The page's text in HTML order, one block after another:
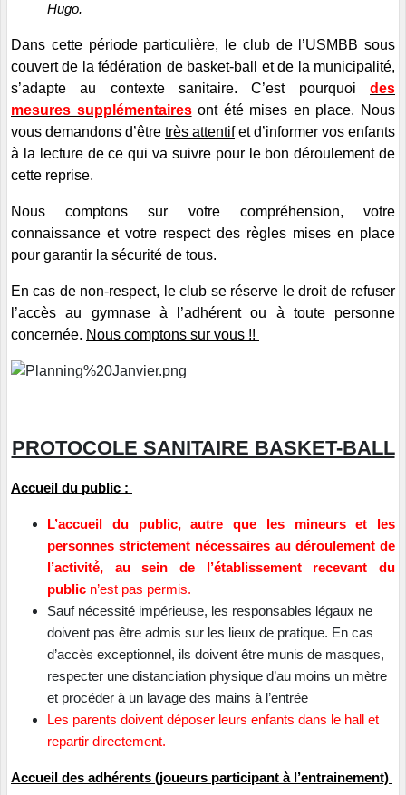
Hugo.
Dans cette période particulière, le club de l’USMBB sous
couvert de la fédération de basket-ball et de la municipalité,
s’adapte au contexte sanitaire. C’est pourquoi des
mesures supplémentairesont été mises en place. Nous
vous demandons d’être très attentifet d’informer vos enfants
à la lecture de ce qui va suivre pour le bon déroulement de
cette reprise.
Nous comptons sur votre compréhension, votre
connaissance et votre respect des règles mises en place
pour garantir la sécurité de tous.
En cas de non-respect, le club se réserve le droit de refuser
l’accès au gymnase à l’adhérent ou à toute personne
concernée. Nous comptons sur vous !!
PROTOCOLE SANITAIRE BASKET-BALL
Accueil du public :
L’accueil du public, autre que les mineurs et les
personnes strictement nécessaires au déroulement de
l’activité́, au sein de l’établissement recevant du
public n’est pas permis.
Sauf nécessité impérieuse, les responsables légaux ne
doivent pas être admis sur les lieux de pratique. En cas
d’accès exceptionnel, ils doivent être munis de masques,
respecter une distanciation physique d’au moins un mètre
et procéder à un lavage des mains à l’entrée
Les parents doivent déposer leurs enfants dans le hall et
repartir directement.
Accueil des adhérents (joueurs participant à l’entrainement)